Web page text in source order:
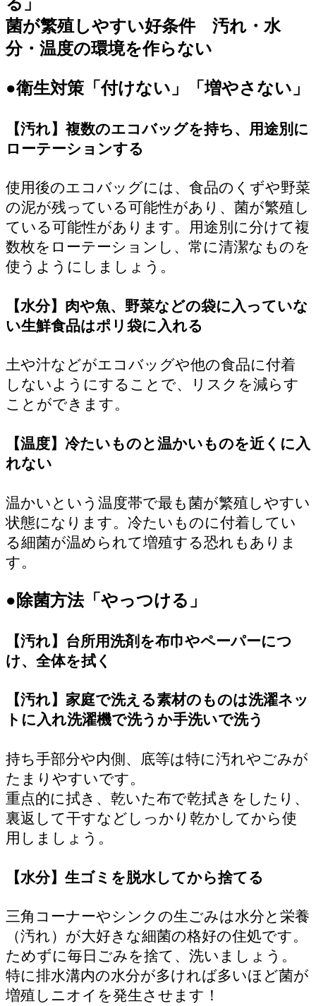
菌が繁殖しやすい好条件 汚れ・水
分・温度の環境を作らない
●衛生対策「付けない」「増やさない」
【汚れ】複数のエコバッグを持ち、用途別に
ローテーションする
使用後のエコバッグには、食品のくずや野菜
の泥が残っている可能性があり、菌が繁殖し
ている可能性があります。用途別に分けて複
数枚をローテーションし、常に清潔なものを
使うようにしましょう。
【水分】肉や魚、野菜などの袋に入っていな
い生鮮食品はポリ袋に入れる
土や汁などがエコバッグや他の食品に付着
しないようにすることで、リスクを減らす
ことができます。
【温度】冷たいものと温かいものを近くに入
れない
温かいという温度帯で最も菌が繁殖しやすい
状態になります。冷たいものに付着してい
る細菌が温められて増殖する恐れもありま
す。
●除菌方法「やっつける」
【汚れ】台所用洗剤を布巾やペーパーにつ
け、全体を拭く
【汚れ】家庭で洗える素材のものは洗濯ネッ
トに入れ洗濯機で洗うか手洗いで洗う
持ち手部分や内側、底等は特に汚れやごみが
たまりやすいです。
重点的に拭き、乾いた布で乾拭きをしたり、
裏返して干すなどしっかり乾かしてから使
用しましょう。
【水分】生ゴミを脱水してから捨てる
三角コーナーやシンクの生ごみは水分と栄養
（汚れ）が大好きな細菌の格好の住処です。
ためずに毎日ごみを捨て、洗いましょう。
特に排水溝内の水分が多ければ多いほど菌が
増殖しニオイを発生させます！